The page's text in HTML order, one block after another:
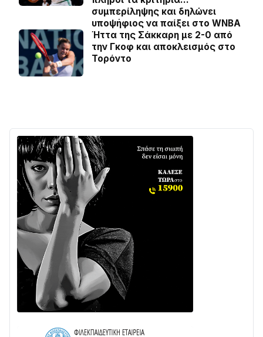
συμπερίληψης και δηλώνει
υποψήφιος να παίξει στο WNBA
Ήττα της Σάκκαρη με 2-0 από
την Γκοφ και αποκλεισμός στο
Τορόντο